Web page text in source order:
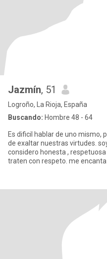
Jazmín, 51
Logroño, La Rioja, España
Buscando: Hombre 48 - 64
Es dificil hablar de uno mismo,
de exaltar nuestras virtudes.
considero honesta , respetuosa igualmente me gusta que me
traten con